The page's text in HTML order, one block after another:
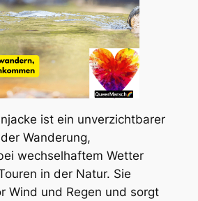
ist ein unverzichtbarer
Wanderung,
wechselhaftem Wetter
in der Natur. Sie
Wind und Regen und sorgt